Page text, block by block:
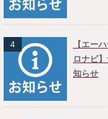
4
【エー
ロナビ
知らせ